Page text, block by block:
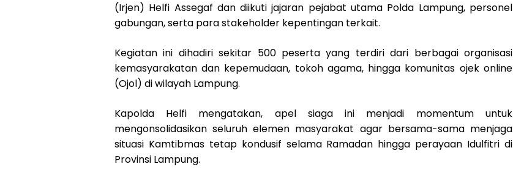
(Irjen) Helfi Assegaf dan diikuti jajaran pejabat utama Polda Lampung, personel
gabungan, serta para stakeholder kepentingan terkait.
Kegiatan ini dihadiri sekitar 500 peserta yang terdiri dari berbagai organisasi
kemasyarakatan dan kepemudaan, tokoh agama, hingga komunitas ojek online
(Ojol) di wilayah Lampung.
Kapolda Helfi mengatakan, apel siaga ini menjadi momentum untuk
mengonsolidasikan seluruh elemen masyarakat agar bersama-sama menjaga
situasi Kamtibmas tetap kondusif selama Ramadan hingga perayaan Idulfitri di
Provinsi Lampung.